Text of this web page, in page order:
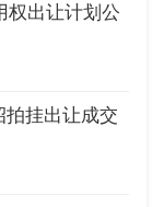
权出让计划公
挂出让成交